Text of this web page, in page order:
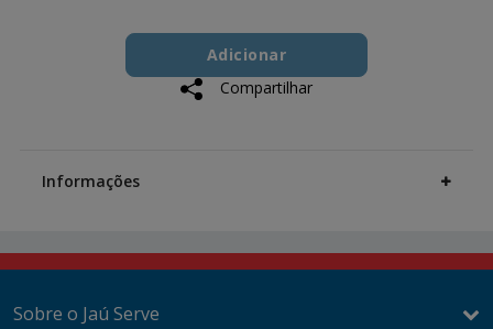
to
cart
Product
ActionsAdicionar
Compartilhar
Information
Informações
Sobre o Jaú Serve